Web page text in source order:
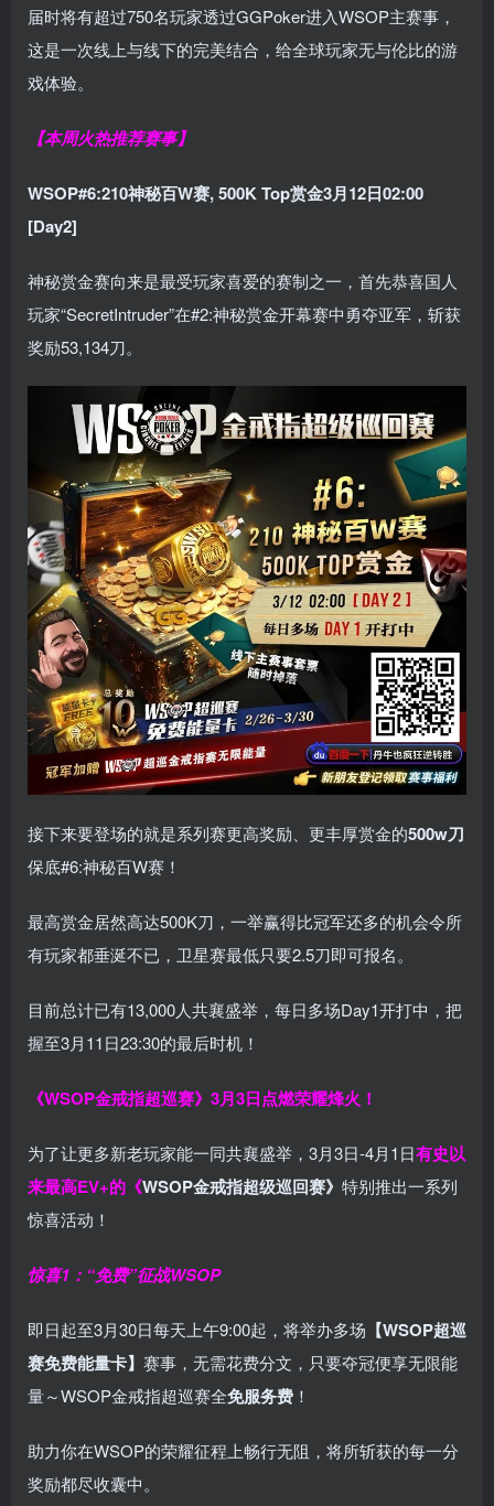
届时将有超过750名玩家透过GGPoker进入WSOP主赛事，
这是一次线上与线下的完美结合，给全球玩家无与伦比的游
戏体验。
【本周火热推荐赛事】
WSOP#6:210神秘百W赛, 500K Top赏金3月12日02:00
[Day2]
神秘赏金赛向来是最受玩家喜爱的赛制之一，首先恭喜国人
玩家“SecretIntruder”在#2:神秘赏金开幕赛中勇夺亚军，斩获
奖励53,134刀。
接下来要登场的就是系列赛更高奖励、更丰厚赏金的500w刀
保底#6:神秘百W赛！
最高赏金居然高达500K刀，一举赢得比冠军还多的机会令所
有玩家都垂涎不已，卫星赛最低只要2.5刀即可报名。
目前总计已有13,000人共襄盛举，每日多场Day1开打中，把
握至3月11日23:30的最后时机！
《WSOP金戒指超巡赛》 3月3日点燃荣耀烽火！
为了让更多新老玩家能一同共襄盛举，3月3日-4月1日有史以
来最高EV+的《WSOP金戒指超级巡回赛》 特别推出一系列
惊喜活动！
惊喜1：“免费”征战WSOP
即日起至3月30日每天上午9:00起，将举办多场 【WSOP超巡
赛免费能量卡】 赛事，无需花费分文，只要夺冠便享无限能
量～WSOP金戒指超巡赛全免服务费 ！
助力你在WSOP的荣耀征程上畅行无阻，将所斩获的每一分
奖励都尽收囊中。